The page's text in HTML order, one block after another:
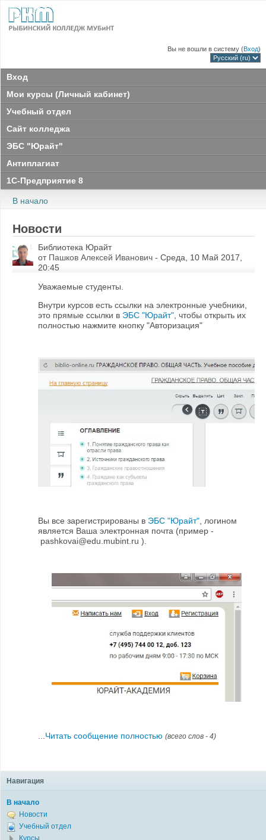
Вы не вошли в систему (Вход)
Вход
Мои курсы (Личный кабинет)
Учебный отдел
Сайт колледжа
ЭБС "Юрайт"
Антиплагиат
1С-Предприятие 8
В начало
Новости
Библиотека Юрайт
от Пашков Алексей Иванович - Среда, 10 Май 2017,
20:45
Уважаемые студенты.
Внутри курсов есть ссылки на электронные учебники,
это прямые ссылки в ЭБС "Юрайт" , чтобы открыть их
полностью нажмите кнопку "Авторизация"
Вы все зарегистрированы в ЭБС "Юрайт" , логином
является Ваша электронная почта (пример -
pashkovai@edu.mubint.ru ).
Читать сообщение полностью (всего слов - 4)
Навигация
В начало
Новости
Учебный отдел
Курсы